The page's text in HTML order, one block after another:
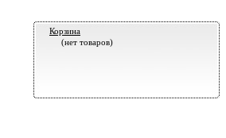
Корзина
(нет товаров)